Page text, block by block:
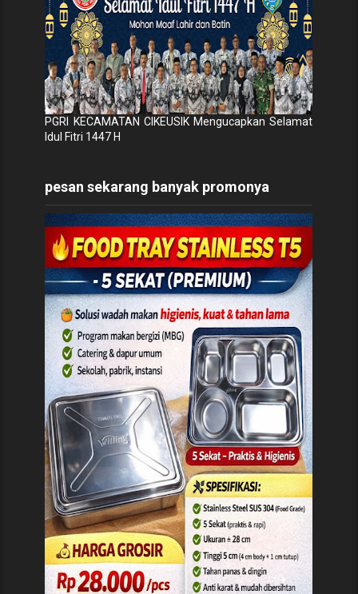
PGRI KECAMATAN CIKEUSIK Mengucapkan Selamat
Idul Fitri 1447 H
pesan sekarang banyak promonya